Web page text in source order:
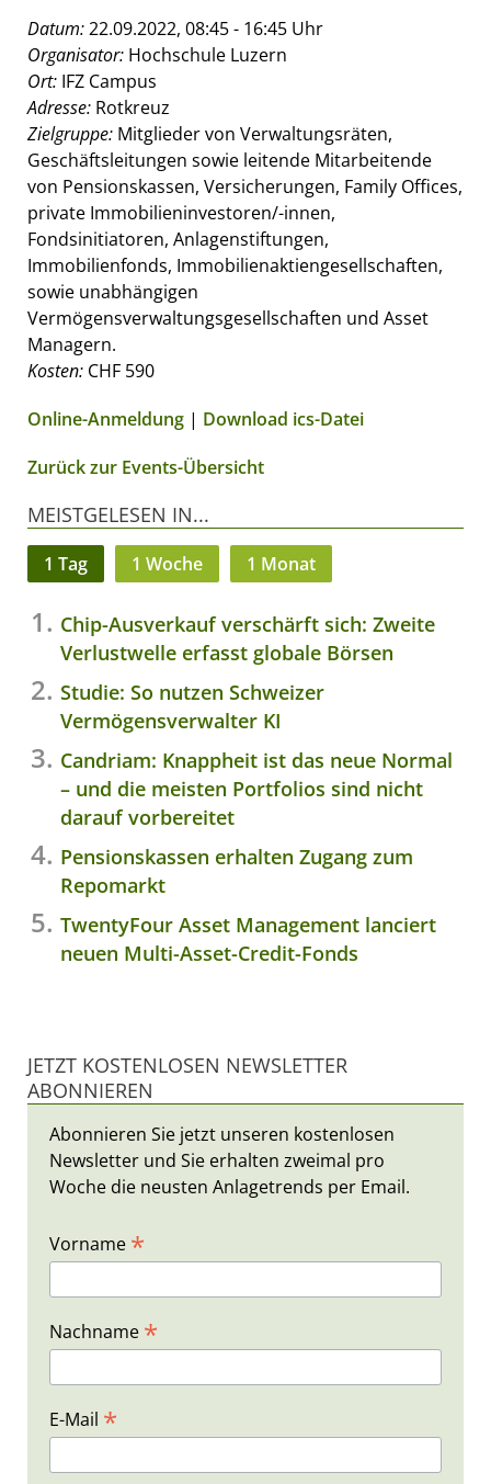
Datum:22.09.2022, 08:45 - 16:45 Uhr
Organisator: Hochschule Luzern
Ort: IFZ Campus
Adresse: Rotkreuz
Zielgruppe: Mitglieder von Verwaltungsräten,
Geschäftsleitungen sowie leitende Mitarbeitende
von Pensionskassen, Versicherungen, Family Offices,
private Immobilieninvestoren/-innen,
Fondsinitiatoren, Anlagenstiftungen,
Immobilienfonds, Immobilienaktiengesellschaften,
sowie unabhängigen
Vermögensverwaltungsgesellschaften und Asset
Managern.
Kosten: CHF 590
Online-Anmeldung | Download ics-Datei
Zurück zur Events-Übersicht
MEISTGELESEN IN...
1 Tag 1 Woche 1 Monat
Chip-Ausverkauf verschärft sich: Zweite
Verlustwelle erfasst globale Börsen
Studie: So nutzen Schweizer
Vermögensverwalter KI
Candriam: Knappheit ist das neue Normal
– und die meisten Portfolios sind nicht
darauf vorbereitet
Pensionskassen erhalten Zugang zum
Repomarkt
TwentyFour Asset Management lanciert
neuen Multi-Asset-Credit-Fonds
JETZT KOSTENLOSEN NEWSLETTER
ABONNIEREN
Abonnieren Sie jetzt unseren kostenlosen
Newsletter und Sie erhalten zweimal pro
Woche die neusten Anlagetrends per Email.
Vorname *
Nachname *
E-Mail *